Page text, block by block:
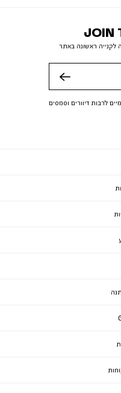
JOIN
לרבות דיוורים וסמסים